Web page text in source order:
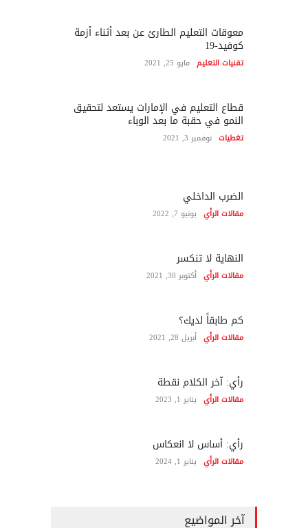
معوقات التعليم الطارئ عن بعد أثناء أزمة
كوفيد-19
تقنيات التعليم مايو 25, 2021
قطاع التعليم في الإمارات يستعد لتحقيق
النمو في حقبة ما بعد الوباء
تغطيات نوفمبر 3, 2021
الضرب الداخلي
مقالات الرأي يونيو 7, 2022
النهاية لا تنكسر
مقالات الرأي أكتوبر 30, 2021
كم طابقاً لديك؟
مقالات الرأي أبريل 28, 2021
رأي: آخر الكلام نقطة
مقالات الرأي يناير 1, 2023
رأي: أساس لا انعكاس
مقالات الرأي يناير 1, 2024
آخر المواضيع